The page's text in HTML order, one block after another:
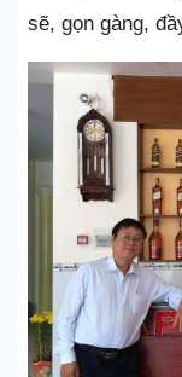
sẽ, gọn gàng,